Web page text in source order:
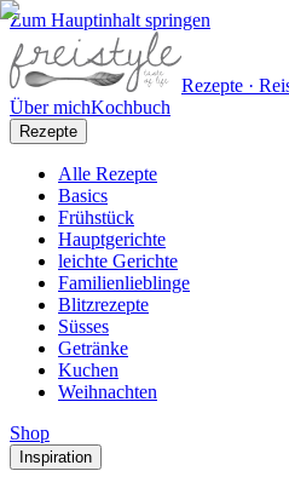
Zum Hauptinhalt springen
Rezepte ·
Über michKochbuch
Rezepte
Alle Rezepte
Basics
Frühstück
Hauptgerichte
leichte Gerichte
Familienlieblinge
Blitzrezepte
Süsses
Getränke
Kuchen
Weihnachten
Shop
Inspiration